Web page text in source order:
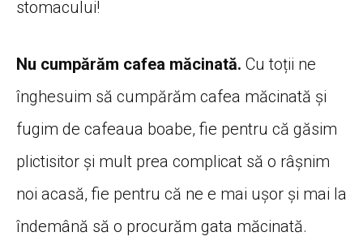
stomacului!
Nu cumpărăm cafea măcinată. Cu toții ne
înghesuim să cumpărăm cafea măcinată și
fugim de cafeaua boabe, fie pentru că găsim
plictisitor și mult prea complicat să o râșnim
noi acasă, fie pentru că ne e mai ușor și mai la
îndemână să o procurăm gata măcinată.